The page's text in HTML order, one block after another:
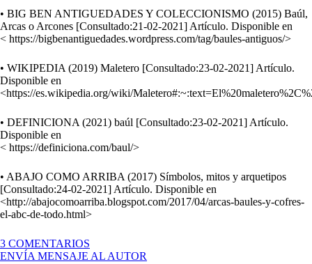
• BIG BEN ANTIGUEDADES Y COLECCIONISMO (2015) Baúl,
Arcas o Arcones [Consultado:21-02-2021] Artículo. Disponible en
< https://bigbenantiguedades.wordpress.com/tag/baules-antiguos/>
• WIKIPEDIA (2019) Maletero [Consultado:23-02-2021] Artículo.
Disponible en
<https://es.wikipedia.org/wiki/
• DEFINICIONA (2021) baúl [Consultado:23-02-2021] Artículo.
Disponible en
< https://definiciona.com/baul/>
• ABAJO COMO ARRIBA (2017) Símbolos, mitos y arquetipos
[Consultado:24-02-2021] Artículo. Disponible en
<http://abajocomoarriba.blogspot.com/2017/04/arcas-baules-y-cofres-
el-abc-de-todo.html>
3 COMENTARIOS
MUCHO
ENVÍA MENSAJE AL AUTOR